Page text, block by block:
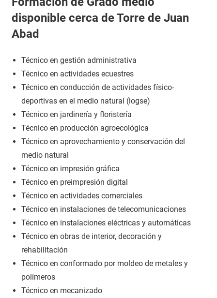
disponible cerca de Torre de Juan
Abad
Técnico en gestión administrativa
Técnico en actividades ecuestres
Técnico en conducción de actividades físico-
deportivas en el medio natural (logse)
Técnico en jardinería y floristería
Técnico en producción agroecológica
Técnico en aprovechamiento y conservación del
medio natural
Técnico en impresión gráfica
Técnico en preimpresión digital
Técnico en actividades comerciales
Técnico en instalaciones de telecomunicaciones
Técnico en instalaciones eléctricas y automáticas
Técnico en obras de interior, decoración y
rehabilitación
Técnico en conformado por moldeo de metales y
polímeros
Técnico en mecanizado